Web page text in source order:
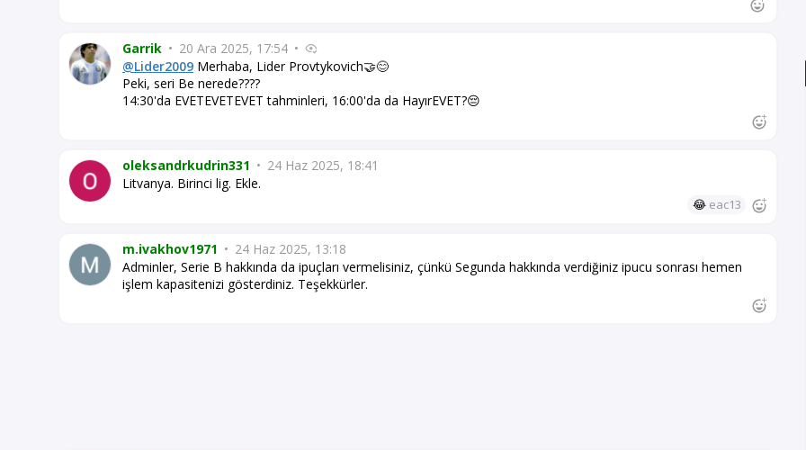
Garrik • 20 Ara 2025, 17:54 •
@Lider2009 Merhaba, Lider Provtykovich🤝😊
Peki, seri Be nerede????
14:30'da EVETEVETEVET tahminleri, 16:00'da da HayırEVET?😔
oleksandrkudrin331 • 24 Haz 2025, 18:41
Litvanya. Birinci lig. Ekle.
😂 eac13
m.ivakhov1971 • 24 Haz 2025, 13:18
Adminler, Serie B hakkında da ipuçları vermelisiniz, çünkü Segunda hakkında verdiğiniz ipucu sonrası hemen
işlem kapasitenizi gösterdiniz. Teşekkürler.